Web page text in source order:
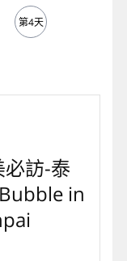
第4天
訪-泰
in